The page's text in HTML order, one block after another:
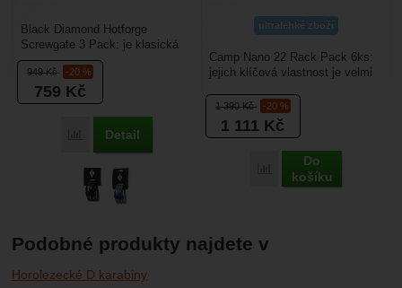
949Kč -20 %
759 Kč
Porovnat
Detail
Black Diamond Hotforge
Screwgate 3 Pack: je klasická
déčková horolezecká karabina
se šroubovací pojistkou....
ultralehké zboží
1 390Kč -20 %
1 111 Kč
Porovnat
Do
košíku
Camp Nano 22 Rack Pack 6ks:
jejich klíčová vlastnost je velmi
horolezecké karabiny...
Podobné produkty najdete v
Horolezecké D karabiny